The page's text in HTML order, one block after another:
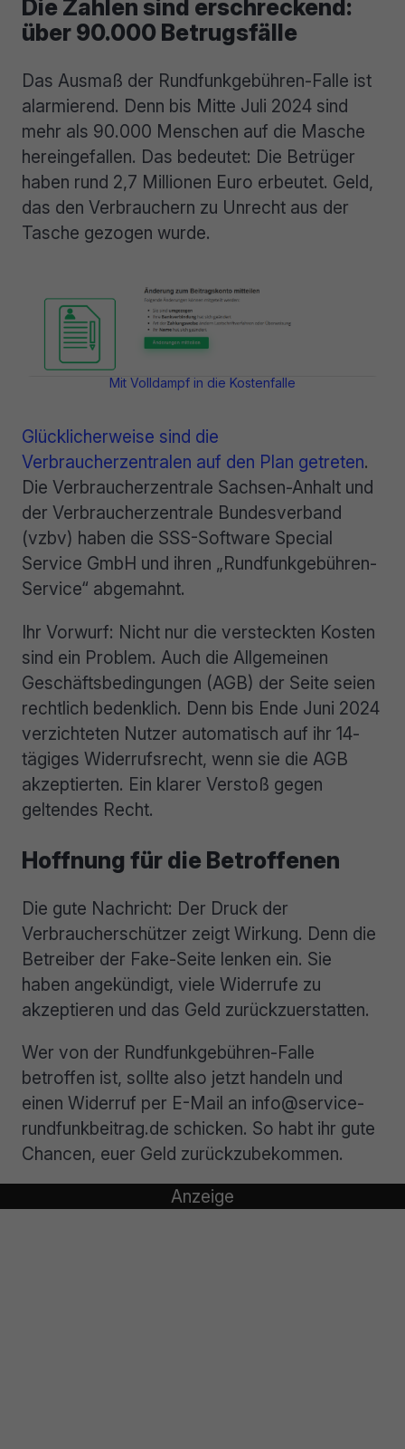
Die Zahlen sind erschreckend:
über 90.000 Betrugsfälle
Das Ausmaß der Rundfunkgebühren-Falle ist
alarmierend. Denn bis Mitte Juli 2024 sind
mehr als 90.000 Menschen auf die Masche
hereingefallen. Das bedeutet: Die Betrüger
haben rund 2,7 Millionen Euro erbeutet. Geld,
das den Verbrauchern zu Unrecht aus der
Tasche gezogen wurde.
Mit Volldampf in die Kostenfalle
Glücklicherweise sind die
Verbraucherzentralen auf den Plan getreten.
Die Verbraucherzentrale Sachsen-Anhalt und
der Verbraucherzentrale Bundesverband
(vzbv) haben die SSS-Software Special
Service GmbH und ihren „Rundfunkgebühren-
Service“ abgemahnt.
Ihr Vorwurf: Nicht nur die versteckten Kosten
sind ein Problem. Auch die Allgemeinen
Geschäftsbedingungen (AGB) der Seite seien
rechtlich bedenklich. Denn bis Ende Juni 2024
verzichteten Nutzer automatisch auf ihr 14-
tägiges Widerrufsrecht, wenn sie die AGB
akzeptierten. Ein klarer Verstoß gegen
geltendes Recht.
Hoffnung für die Betroffenen
Die gute Nachricht: Der Druck der
Verbraucherschützer zeigt Wirkung. Denn die
Betreiber der Fake-Seite lenken ein. Sie
haben angekündigt, viele Widerrufe zu
akzeptieren und das Geld zurückzuerstatten.
Wer von der Rundfunkgebühren-Falle
betroffen ist, sollte also jetzt handeln und
einen Widerruf per E-Mail an info@service-
rundfunkbeitrag.de schicken. So habt ihr gute
Chancen, euer Geld zurückzubekommen.